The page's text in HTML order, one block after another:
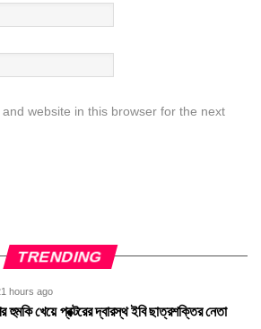
website in this browser for the next
TRENDING
hours ago
হুমকি খেয়ে প্রক্টরের দ্বারস্থ ইবি ছাত্রশক্তির নেতা